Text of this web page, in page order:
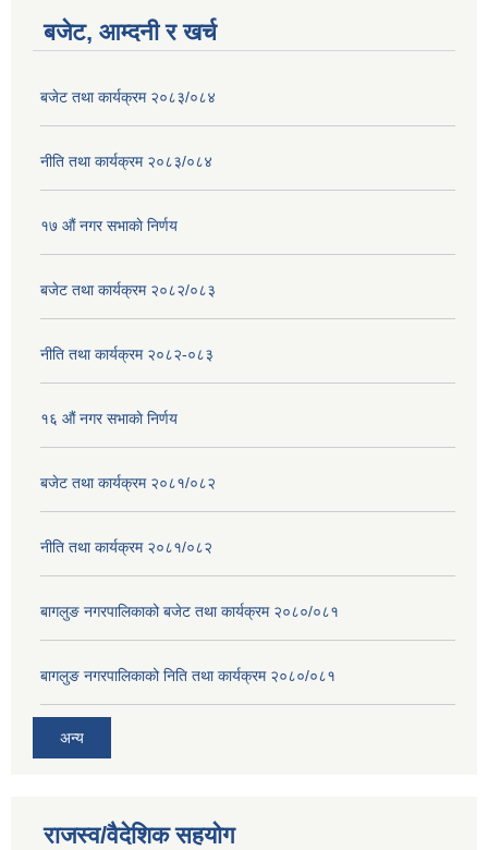
बजेट, आम्दनी र खर्च
बजेट तथा कार्यक्रम २०८३/०८४
नीति तथा कार्यक्रम २०८३/०८४
१७ ‌‍औं नगर सभाकाे निर्णय
बजेट तथा कार्यक्रम २०८२/०८३
नीति तथा कार्यक्रम २०८२-०८३
१६ ‌औं नगर सभाकाे निर्णय
बजेट तथा कार्यक्रम २०८१/०८२
नीति तथा कार्यक्रम २०८१/०८२
बागलुङ नगरपालिकाको बजेट तथा कार्यक्रम २०८०/०८१
बागलुङ नगरपालिकाको निति तथा कार्यक्रम २०८०/०८१
अन्य
राजस्व/वैदेशिक सहयोग